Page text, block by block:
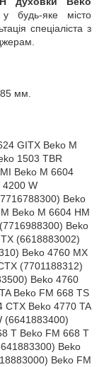
будь-яке місто
спеціаліста з
мм.
GITX Beko M
1503 TBR
Beko M 6604
4200 W
Beko
Beko M 6604 HM
Beko
(6618883002)
Beko 4760 MX
(7701188312)
Beko 4760
Beko FM 668 TS
CTX Beko 4770 TA
(6641883400)
T Beko FM 668 T
Beko
Beko FM